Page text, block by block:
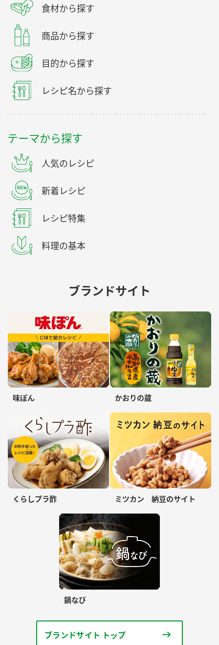
食材から探す
商品から探す
目的から探す
レシピ名から探す
テーマから探す
人気のレシピ
新着レシピ
レシピ特集
料理の基本
ブランドサイト
味ぽん かおりの蔵
くらしプラ酢 ミツカン 納豆のサイト
鍋なび
ブランドサイト トップ